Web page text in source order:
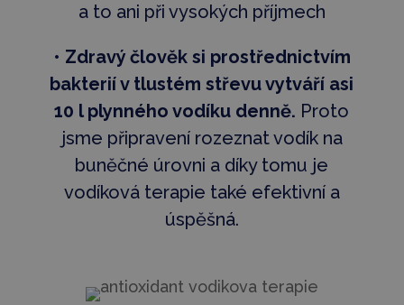
a to ani při vysokých příjmech
• Zdravý člověk si prostřednictvím
bakterií v tlustém střevu vytváří asi
10 l plynného vodíku denně. Proto
jsme připravení rozeznat vodík na
buněčné úrovni a díky tomu je
vodíková terapie také efektivní a
úspěšná.